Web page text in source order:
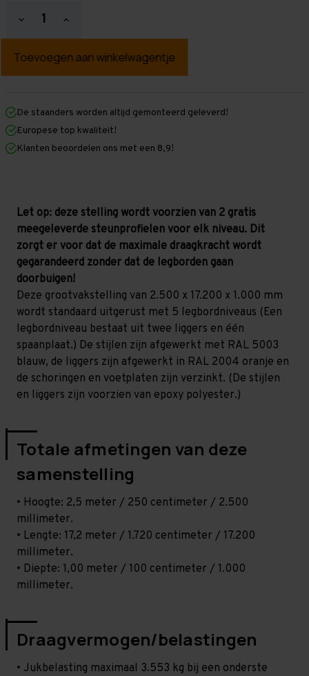
Hoeveelheid
verlagen
Grootvakstelling
mm
mm
x
1.000
mm
Hoeveelheid
verhogen
Grootvakstelling
mm
mm
1.000
mm
De staanders worden altijd gemonteerd geleverd!
Europese top kwaliteit!
Klanten beoordelen ons met een 8,9!
Let op: deze stelling wordt voorzien van 2 gratis
meegeleverde steunprofielen voor elk niveau. Dit
zorgt er voor dat de maximale draagkracht wordt
gegarandeerd zonder dat de legborden gaan
doorbuigen!
Deze grootvakstelling van 2.500 x 17.200 x 1.000 mm
wordt standaard uitgerust met 5 legbordniveaus (Een
legbordniveau bestaat uit twee liggers en één
spaanplaat.) De stijlen zijn afgewerkt met RAL 5003
blauw, de liggers zijn afgewerkt in RAL 2004 oranje en
de schoringen en voetplaten zijn verzinkt. (De stijlen
en liggers zijn voorzien van epoxy polyester.)
Totale afmetingen van deze
samenstelling
• Hoogte: 2,5 meter / 250 centimeter / 2.500
millimeter.
• Lengte: 17,2 meter / 1.720 centimeter / 17.200
millimeter.
• Diepte: 1,00 meter / 100 centimeter / 1.000
millimeter.
Draagvermogen/belastingen
• Jukbelasting maximaal 3.553 kg bij een onderste